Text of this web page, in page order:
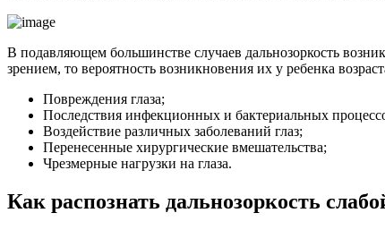
В подавляющем большинстве случаев дальнозоркость
зрением, то вероятность возникновения их у ребенка
Повреждения глаза;
Последствия инфекционных и бактериальных
Воздействие различных заболеваний глаз;
Перенесенные хирургические вмешательства;
Чрезмерные нагрузки на глаза.
Как распознать дальнозоркость